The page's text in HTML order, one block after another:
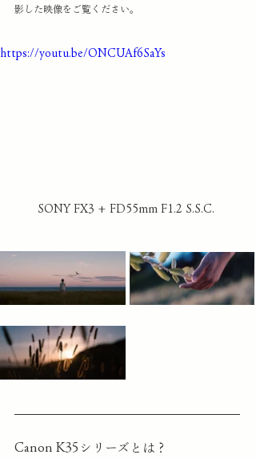
影した映像をご覧ください。
https://youtu.be/ONCUAf6SaYs
SONY FX3 + FD55mm F1.2 S.S.C.
Canon K35シリーズとは？